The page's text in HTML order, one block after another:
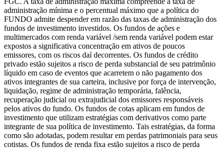
administração mínima e o percentual máximo que a política do
FUNDO admite despender em razão das taxas de administração dos
fundos de investimento investidos. Os fundos de ações e
multimercados com renda variável /sem renda variável podem estar
expostos a significativa concentração em ativos de poucos
emissores, com os riscos daí decorrentes. Os fundos de crédito
privado estão sujeitos a risco de perda substancial de seu patrimônio
líquido em caso de eventos que acarretem o não pagamento dos
ativos integrantes de sua carteira, inclusive por força de intervenção,
liquidação, regime de administração temporária, falência,
recuperação judicial ou extrajudicial dos emissores responsáveis
pelos ativos do fundo. Os fundos de cotas aplicam em fundos de
investimento que utilizam estratégias com derivativos como parte
integrante de sua política de investimento. Tais estratégias, da forma
como são adotadas, podem resultar em perdas patrimoniais para seus
cotistas. Os fundos de renda fixa estão sujeitos a risco de perda